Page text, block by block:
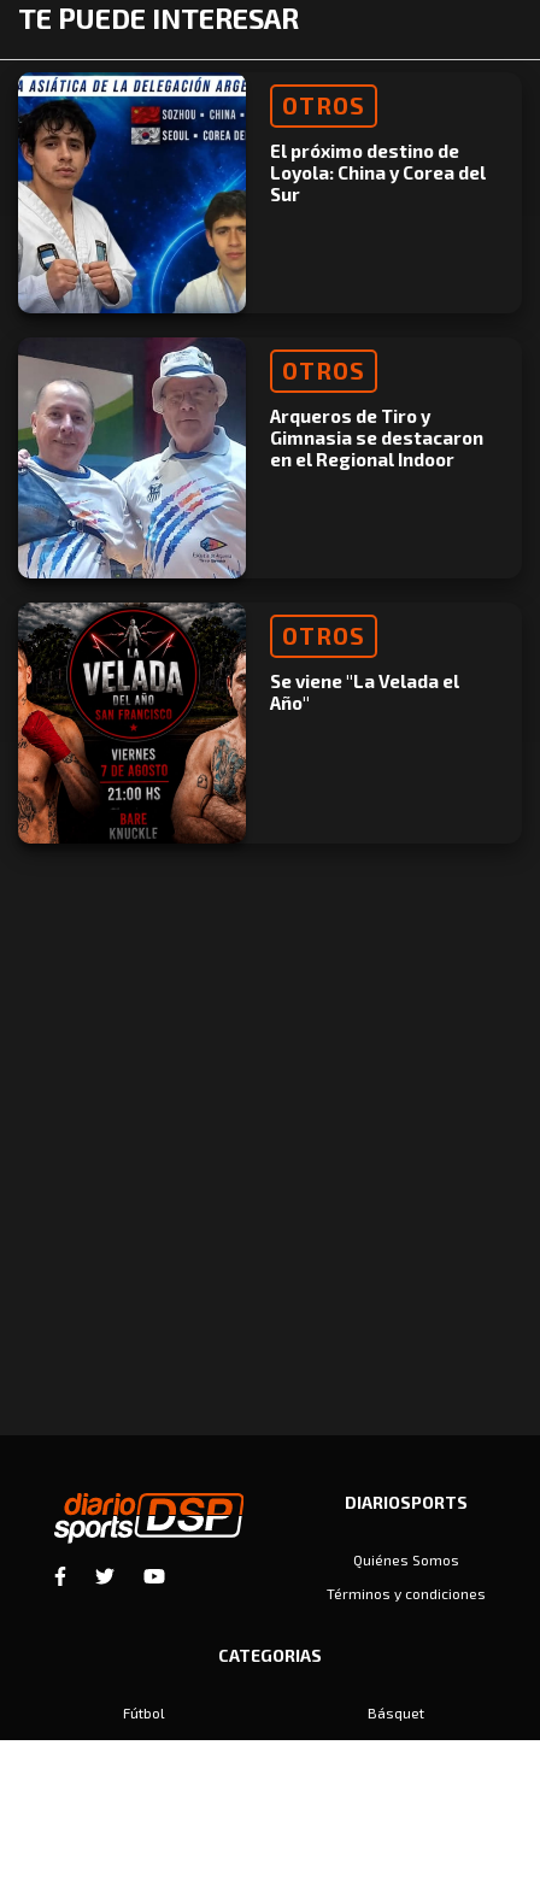
TE PUEDE INTERESAR
OTROS
El próximo destino de
Loyola: China y Corea del
Sur
OTROS
Arqueros de Tiro y
Gimnasia se destacaron
en el Regional Indoor
OTROS
Se viene "La Velada el
Año"
DIARIOSPORTS
Quiénes Somos
Términos y condiciones
CATEGORIAS
Fútbol
Básquet